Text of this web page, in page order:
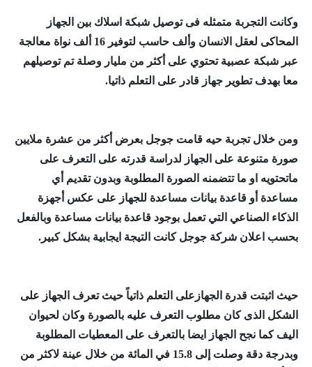
وكانت التجربة متمثله فى توصيل شبكة اسلاك بين الجهاز
المحاكى لعقل الانسان وألف حاسب لتوفير 16 ألف نواة معالجة
عبر شبكة عصبية تحتوي على أكثر من مليار وصلة تم توصيلهم
معا بهدف تطوير جهاز قادر على التعلم ذاتيا.
ومن خلال تجربة حيه قامت جوجل بعرض أكثر من عشرة ملايين
صورة متنوعة على الجهاز لدراسة قدرته على التعرف على
ماتحتويه او ما تتضمنه الصورة المطلوبة وبدون تقديم أي
مساعدة أو قاعدة بيانات مساعدة للجهاز على عكس أجهزة
الذكاء الصناعي التي تعمل بوجود قاعدة بيانات مساعدة وبالفعل
بحسب اعلان شركة جوجل كانت التيجة ايجابية بشكل كبير.
حيث اثبتت قدرة الجهازعلى التعلم ذاتياً حيث تعرف الجهاز على
الشكل الذى كان مطلوب التعرف عليه بالصورة وكان لحيوان
اليف كما نجح الجهاز ايضا بالتعرف على المعطيات المطلوبة
وبدرجة دقة وصلت إلى 15.8 في المائة من خلال عينة لاكثر من